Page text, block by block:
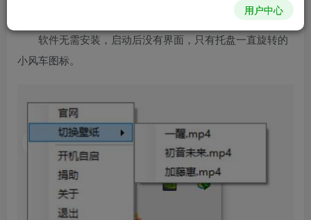
软件无需安装，启动后没有界面，只有托盘一直旋转的
小风车图标。
用户中心